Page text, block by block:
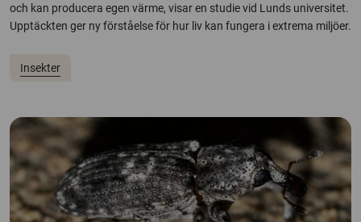
och kan producera egen värme, visar en studie vid Lunds universitet.
Upptäckten ger ny förståelse för hur liv kan fungera i extrema miljöer.
Insekter